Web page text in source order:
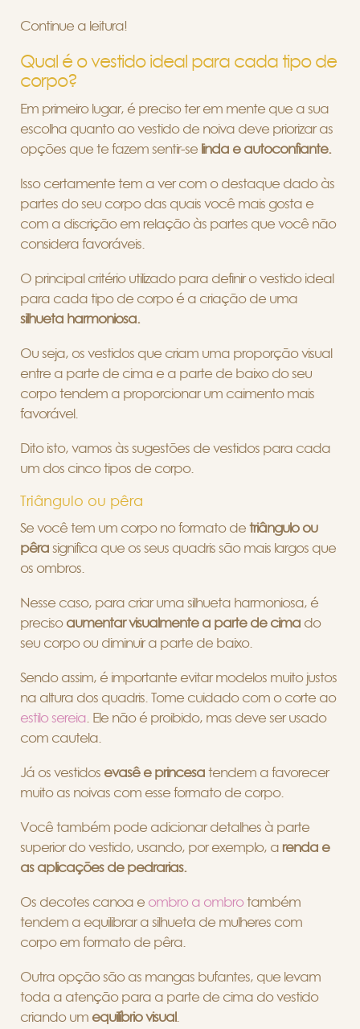
Continue a leitura!
Qual é o vestido ideal para cada tipo de
corpo?
Em primeiro lugar, é preciso ter em mente que a sua
escolha quanto ao vestido de noiva deve priorizar as
opções que te fazem sentir-se linda e autoconfiante.
Isso certamente tem a ver com o destaque dado às
partes do seu corpo das quais você mais gosta e
com a discrição em relação às partes que você não
considera favoráveis.
O principal critério utilizado para definir o vestido ideal
para cada tipo de corpo é a criação de uma
silhueta harmoniosa.
Ou seja, os vestidos que criam uma proporção visual
entre a parte de cima e a parte de baixo do seu
corpo tendem a proporcionar um caimento mais
favorável.
Dito isto, vamos às sugestões de vestidos para cada
um dos cinco tipos de corpo.
Triângulo ou pêra
Se você tem um corpo no formato de triângulo ou
pêra significa que os seus quadris são mais largos que
os ombros.
Nesse caso, para criar uma silhueta harmoniosa, é
precisoaumentar visualmente a parte de cima do
seu corpo ou diminuir a parte de baixo.
Sendo assim, é importante evitar modelos muito justos
na altura dos quadris. Tome cuidado com o corte ao
estilo sereia. Ele não é proibido, mas deve ser usado
com cautela.
Já os vestidos evasê e princesa tendem a favorecer
muito as noivas com esse formato de corpo.
Você também pode adicionar detalhes à parte
superior do vestido, usando, por exemplo, a renda e
as aplicações de pedrarias.
Os decotes canoa e ombro a ombrotambém
tendem a equilibrar a silhueta de mulheres com
corpo em formato de pêra.
Outra opção são as mangas bufantes, que levam
toda a atenção para a parte de cima do vestido
criando um equilíbrio visual.